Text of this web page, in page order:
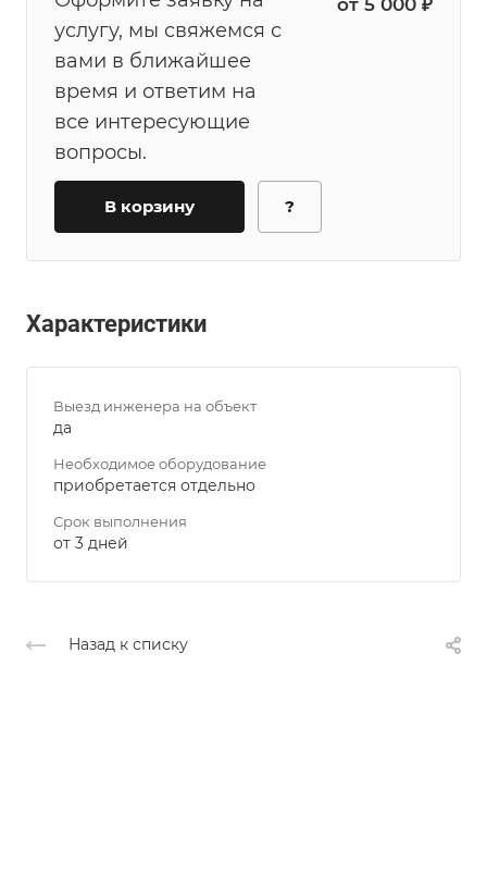
услугу, мы свяжемся с
вами в ближайшее
время и ответим на
все интересующие
вопросы.
от 5 000 ₽
В корзину ?
Характеристики
Выезд инженера на объект
да
Необходимое оборудование
приобретается отдельно
Срок выполнения
от 3 дней
Назад к списку